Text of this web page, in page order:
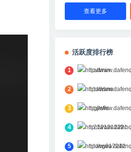
查看更多
活跃度排行榜
1 admin
2 toddma
3 gjlsfls
4 2121212221
5 long617212